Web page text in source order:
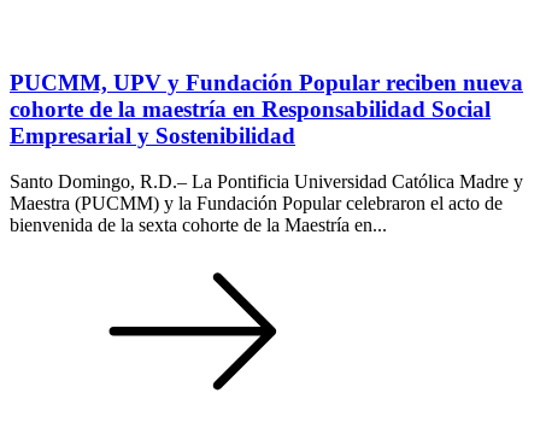
PUCMM, UPV y Fundación Popular reciben nueva
cohorte de la maestría en Responsabilidad Social
Empresarial y Sostenibilidad
Santo Domingo, R.D.– La Pontificia Universidad Católica Madre y
Maestra (PUCMM) y la Fundación Popular celebraron el acto de
bienvenida de la sexta cohorte de la Maestría en...